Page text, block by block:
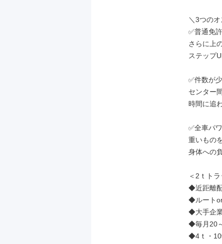
＼3つの
✅普通免
さらに上
ステップ
✅件数が
センター
時間に追
✅全車パ
重いもの
身体への
＜2ｔト
◆近距離
◆ルート
◆大手企
◆毎月20
◆4ｔ・